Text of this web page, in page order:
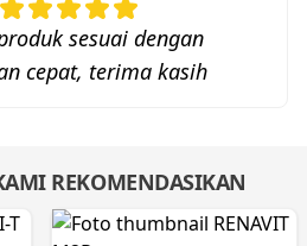
sesuai dengan
cepat, terima kasih
REKOMENDASIKAN